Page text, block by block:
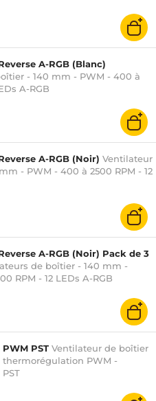
A-RGB (Blanc)
- 140 mm - PWM - 400 à
A-RGB
A-RGB (Noir) Ventilateur
- PWM - 400 à 2500 RPM - 12
A-RGB (Noir) Pack de 3
de boîtier - 140 mm -
RPM - 12 LEDs A-RGB
PST Ventilateur de boîtier
PWM -